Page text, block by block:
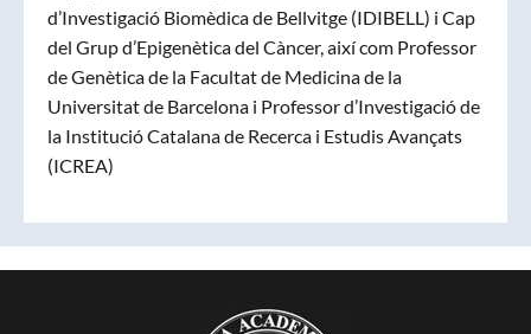
d’Investigació Biomèdica de Bellvitge (IDIBELL) i Cap
del Grup d’Epigenètica del Càncer, així com Professor
de Genètica de la Facultat de Medicina de la
Universitat de Barcelona i Professor d’Investigació de
la Institució Catalana de Recerca i Estudis Avançats
(ICREA)